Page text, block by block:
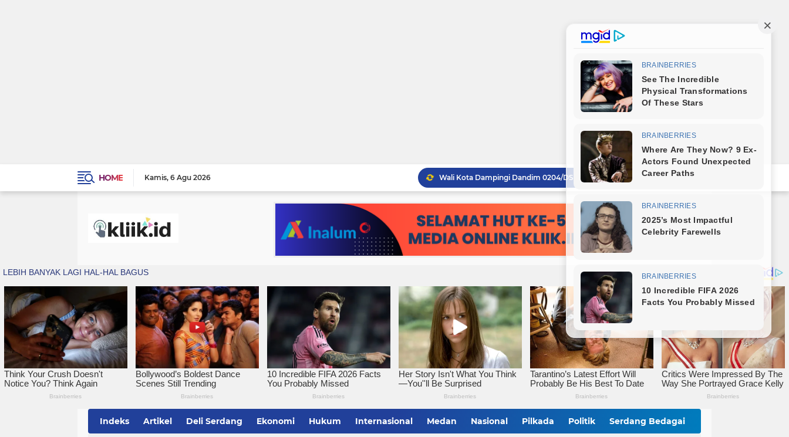
HOME Kamis 6 Agu 2026
Sambut HUT RI ke-81, Wali Kota Tebingtinggi Bagikan Bendera Merah Putih Kepada Masyarakat
Polrestabes Medan Musnahkan Barang Bukti Narkotika dan Barang Ilegal, Bukti Nyata Penegakan Hukum Secara Transparan
Lahirkan Generasi Bebas Stunting, Wali Kota Tebingtinggi Dorong Optimalisasi SP3 Catin
Bareng Kapolres dan Dandim, Wali Kota Tebingtinggi Jamu Taruna AKPOL di Rumah Dinas
Sat Reskrim Polres Tebingtinggi Selesaikan Kasus Pengeroyokan Melalui Restorative Justice
Wali Kota Tebingtinggi Tinjau Rumah Tidak Layak Huni, Warga Sampaikan Apresiasi
Indeks Artikel Deli Serdang Ekonomi Hukum Internasional Medan Nasional Pilkada Politik Serdang Bedagai